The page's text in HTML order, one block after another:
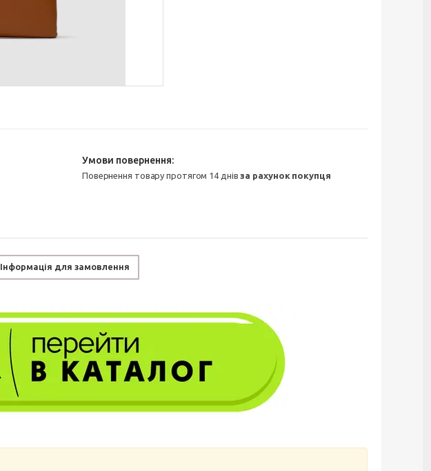
повернення товару протягом 14 днівза рахунок покупця
Інформація для замовлення